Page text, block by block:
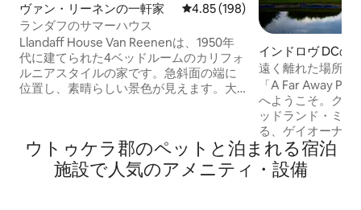
ヴァン・リーネンの一軒家 レビュー198件、5つ星中4.85つ
4.85 (198)
ランダフのサマーハウス
Llandaff House Van Reenenは、1950年
代に建てられた4ベッドルームのカリフォ
ルニアスタイルの家です。急斜面の端に
位置し、素晴らしい景色が見えます。大
ジョハネスブルグやダーバンからの途中
で友人と会って休暇やお祝いをしたり、
この道のすぐ先にある小さな教会で結婚
インドロヴ DCの
遠く離れた場所（
ッドランズ・ミア
「A Far Away
へようこそ。クワ
ッドランド・ミー
る、ゲイオーナー
ストハウスです。
ーフ山脈に囲まれ
のむような景色
ウトゥケラ郡のペットと泊まれる宿泊
施設で人気のアメニティ・設備